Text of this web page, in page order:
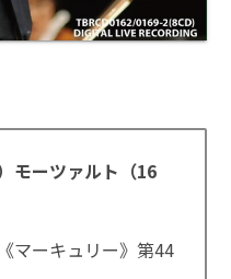
モーツァルト（16
マーキュリー》第44